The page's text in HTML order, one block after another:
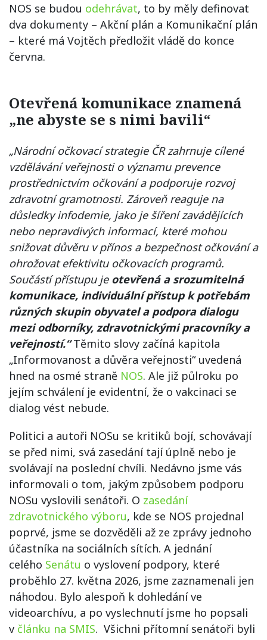
NOS se budou odehrávat, to by měly definovat
dva dokumenty – Akční plán a Komunikační plán
– které má Vojtěch předložit vládě do konce
června.
Otevřená komunikace znamená
„ne abyste se s nimi bavili“
„Národní očkovací strategie ČR zahrnuje cílené
vzdělávání veřejnosti o významu prevence
prostřednictvím očkování a podporuje rozvoj
zdravotní gramotnosti. Zároveň reaguje na
důsledky infodemie, jako je šíření zavádějících
nebo nepravdivých informací, které mohou
snižovat důvěru v přínos a bezpečnost očkování a
ohrožovat efektivitu očkovacích programů.
Součástí přístupu je otevřená a srozumitelná
komunikace, individuální přístup k potřebám
různých skupin obyvatel a podpora dialogu
mezi odborníky, zdravotnickými pracovníky a
veřejností.“ Těmito slovy začíná kapitola
„Informovanost a důvěra veřejnosti“ uvedená
hned na osmé straně NOS. Ale již půlroku po
jejím schválení je evidentní, že o vakcinaci se
dialog vést nebude.
Politici a autoři NOSu se kritiků bojí, schovávají
se před nimi, svá zasedání tají úplně nebo je
svolávají na poslední chvíli. Nedávno jsme vás
informovali o tom, jakým způsobem podporu
NOSu vyslovili senátoři. O zasedání
zdravotnického výboru, kde se NOS projednal
poprvé, jsme se dozvěděli až ze zprávy jednoho
účastníka na sociálních sítích. A jednání
celého Senátu o vyslovení podpory, které
proběhlo 27. května 2026, jsme zaznamenali jen
náhodou. Bylo alespoň k dohledání ve
videoarchívu, a po vyslechnutí jsme ho popsali
v článku na SMIS. Všichni přítomní senátoři byli